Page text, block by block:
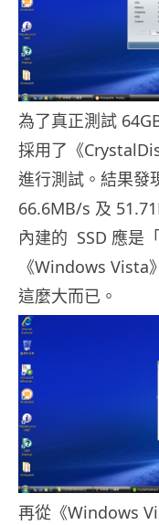
為了真正測試
採用了《
進行測試。結果發
66.6MB/s 及
內建的 SSD 應是
《Windows Vista
這麼大而已。
再從《Windows